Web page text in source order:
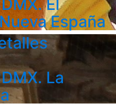
El
España
La